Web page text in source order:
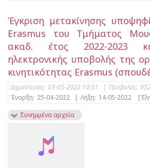
Έγκριση μετακίνησης
Erasmus του Τμήματος
ακαδ. έτος 2022-2023
ηλεκτρονικής υποβολής της
κινητικότητας Erasmus
Δημοσίευση: 03-05-2022 10:51 | Προβολές: 952
Έναρξη: 25-04-2022 | Λήξη: 14-05-2022
Συνημμένα αρχεία